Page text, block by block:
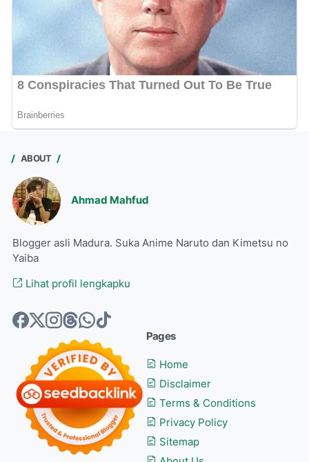
ABOUT
Ahmad Mahfud
Blogger asli Madura. Suka Anime Naruto dan Kimetsu no
Yaiba
Lihat profil lengkapku
Pages
Home
Disclaimer
Terms & Conditions
Privacy Policy
Sitemap